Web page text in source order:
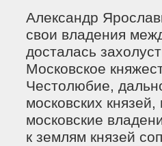
Александр
свои владения
досталась
Московское
Честолюбие,
московских
московские
к землям князей